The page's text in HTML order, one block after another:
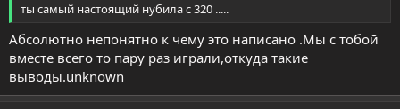
ты самый настоящий нубила с 320 .....
Абсолютно непонятно к чему это написано .Мы с тобой
вместе всего то пару раз играли,откуда такие
выводы.unknown